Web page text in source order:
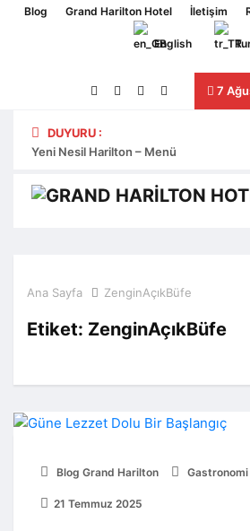
Blog Grand Harilton Hotel İletişim
English
7
DUYURU :
Yeni Nesil Harilton – Menü
Ana Sayfa ZenginAçıkBüfe
Etiket: ZenginAçıkBüfe
Blog Grand Harilton Gastronomi
21 Temmuz 2025